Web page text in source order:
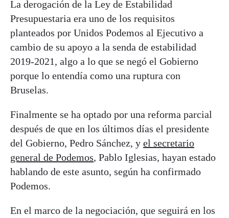
La derogación de la Ley de Estabilidad
Presupuestaria era uno de los requisitos
planteados por Unidos Podemos al Ejecutivo a
cambio de su apoyo a la senda de estabilidad
2019-2021, algo a lo que se negó el Gobierno
porque lo entendía como una ruptura con
Bruselas.
Finalmente se ha optado por una reforma parcial
después de que en los últimos días el presidente
del Gobierno, Pedro Sánchez, y el secretario
general de Podemos, Pablo Iglesias, hayan estado
hablando de este asunto, según ha confirmado
Podemos.
En el marco de la negociación, que seguirá en los